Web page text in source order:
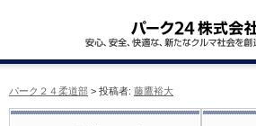
パーク２４柔道部 > 投稿者: 藤鷹裕大